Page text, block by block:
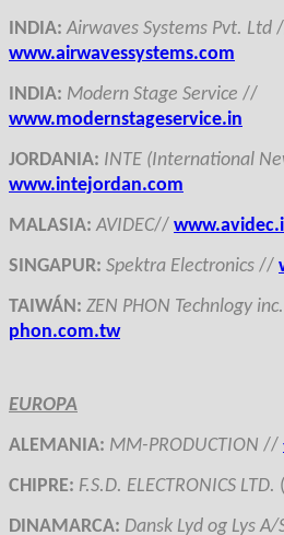
INDIA:Airwaves Systems Pvt. Ltd
www.airwavessystems.com
INDIA: Modern Stage Service //
www.modernstageservice.in
JORDANIA: INTE (International
www.intejordan.com
MALASIA:AVIDEC//
SINGAPUR: Spektra Electronics //
TAIWÁN: ZEN PHON Technlogy inc.
phon.com.tw
EUROPA
ALEMANIA: MM-PRODUCTION //
CHIPRE: F.S.D. ELECTRONICS LTD.
DINAMARCA: Dansk Lyd og Lys A/